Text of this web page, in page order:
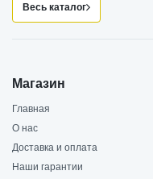
Весь каталог
Магазин
Главная
О нас
Доставка и оплата
Наши гарантии